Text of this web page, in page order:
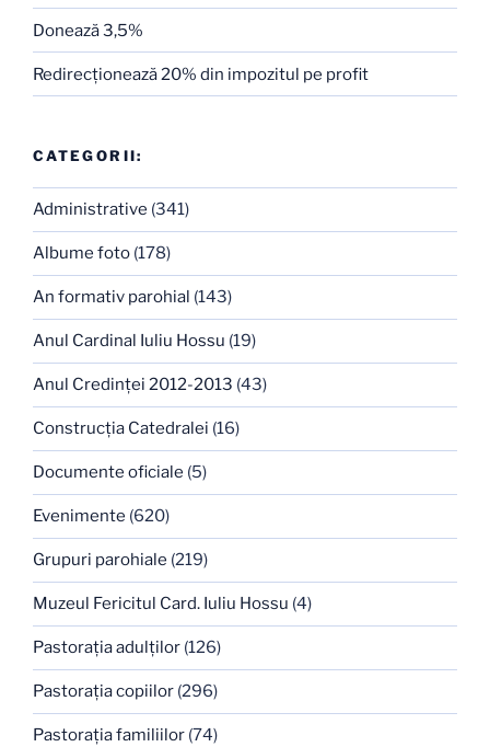
Donează 3,5%
Redirecţionează 20% din impozitul pe profit
CATEGORII:
Administrative (341)
Albume foto (178)
An formativ parohial (143)
Anul Cardinal Iuliu Hossu (19)
Anul Credinţei 2012-2013 (43)
Construcţia Catedralei (16)
Documente oficiale (5)
Evenimente (620)
Grupuri parohiale (219)
Muzeul Fericitul Card. Iuliu Hossu (4)
Pastoraţia adulţilor (126)
Pastoraţia copiilor (296)
Pastoraţia familiilor (74)